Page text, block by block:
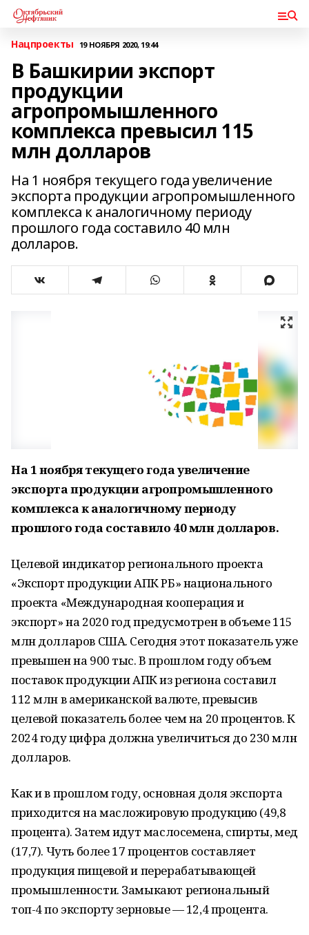
Нацпроекты 19 НОЯБРЯ 2020, 19:44
В Башкирии экспорт
продукции
агропромышленного
комплекса превысил 115
млн долларов
На 1 ноября текущего года увеличение
экспорта продукции агропромышленного
комплекса к аналогичному периоду
прошлого года составило 40 млн
долларов.
На 1 ноября текущего года увеличение
экспорта продукции агропромышленного
комплекса к аналогичному периоду
прошлого года составило 40 млн долларов.
Целевой индикатор регионального проекта
«Экспорт продукции АПК РБ» национального
проекта «Международная кооперация и
экспорт» на 2020 год предусмотрен в объеме 115
млн долларов США. Сегодня этот показатель уже
превышен на 900 тыс. В прошлом году объем
поставок продукции АПК из региона составил
112 млн в американской валюте, превысив
целевой показатель более чем на 20 процентов. К
2024 году цифра должна увеличиться до 230 млн
долларов.
Как и в прошлом году, основная доля экспорта
приходится на масложировую продукцию (49,8
процента). Затем идут маслосемена, спирты, мед
(17,7). Чуть более 17 процентов составляет
продукция пищевой и перерабатывающей
промышленности. Замыкают региональный
топ-4 по экспорту зерновые — 12,4 процента.